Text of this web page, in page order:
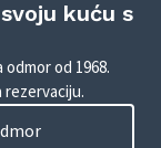
kuću s
odmor od 1968.
rezervaciju.